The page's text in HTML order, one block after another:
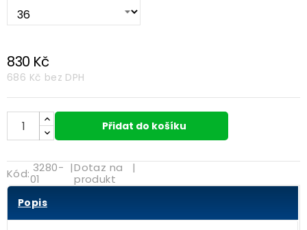
830 Kč
686 Kč bez DPH
Přidat do košíku
Kód: 3280-
01
|Dotaz na
produkt
|
Popis